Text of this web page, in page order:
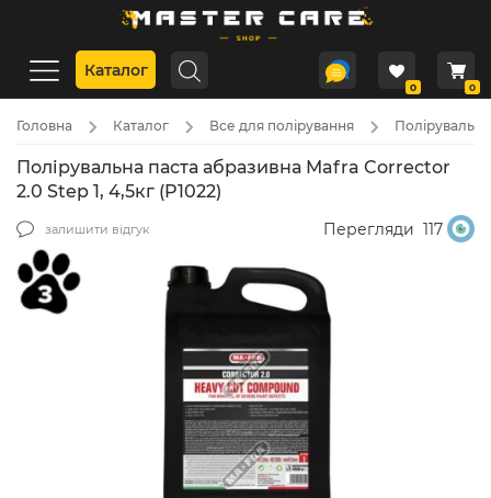
Каталог
0 0
Головна Каталог Все для полірування Полірувальні
Полірувальна паста абразивна Mafra Corrector
2.0 Step 1, 4,5кг (P1022)
залишити відгук Перегляди 117